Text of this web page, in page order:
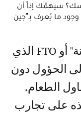
سيهمّك إذاً أن
ما يُعرف بـ"جين
الحؤول دون
الطعام.
على تجارب